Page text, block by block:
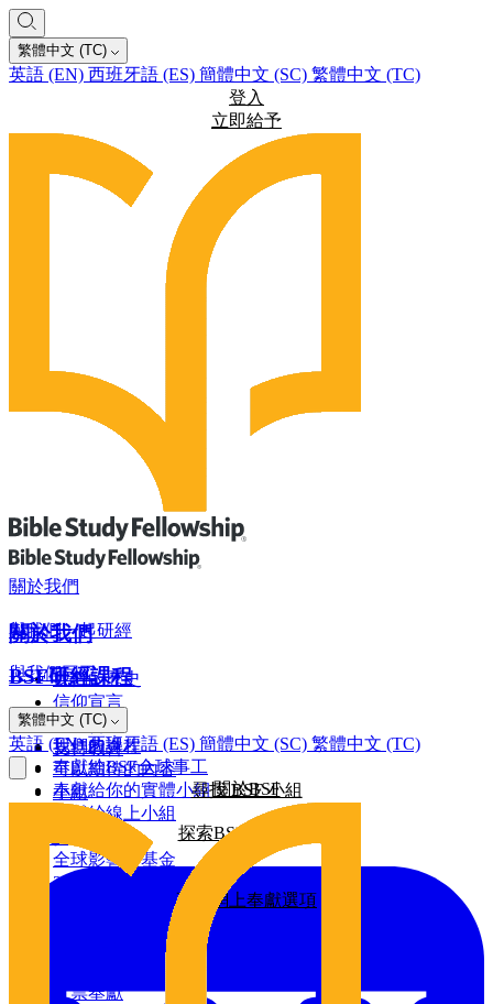
繁體中文 (TC)
英語 (EN) 西班牙語 (ES) 簡體中文 (SC) 繁體中文 (TC)
登入
立即給予
關於我們
關於我們
我們的歷史
信仰宣言
董事會
支持教會
關於BSF
2026/25年影響力報告
2025/24年影響力報告
2024/23年影響力報告
2022年影響力報告
探索我們的全球影響力
與我們一起研經
BSF研經課程
羅馬書
我們的課程
可以期待的內容
小組
探索BSF研經課程
與我們同工
網上奉獻
奉獻給BSF全球事工
奉獻給你的實體小組
奉獻給線上小組
全球影響力基金
更多網上奉獻選項
支票奉獻
繁體中文 (TC)
英語 (EN)西班牙語 (ES) 簡體中文 (SC) 繁體中文 (TC)
尋找 BSF 小組